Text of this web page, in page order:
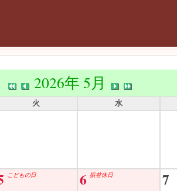
2026年 5月
火 水
こどもの日 6 振替休日 7